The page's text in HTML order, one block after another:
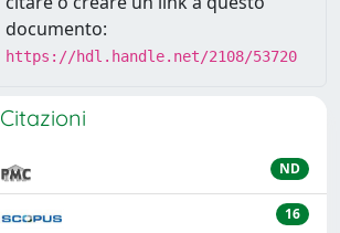
documento:
https://hdl.handle.net/2108/53720
Citazioni
ND
16